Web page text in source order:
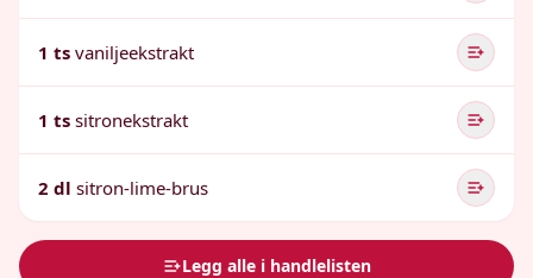
1 ts vaniljeekstrakt
1 ts sitronekstrakt
2 dl sitron-lime-brus
Legg alle i handlelisten